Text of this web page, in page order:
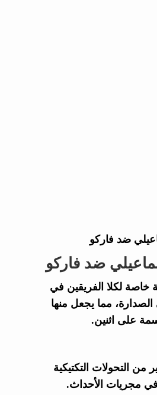
ضد فاركو
ضد فاركو
خاصة لكلا الفريقين في
مما يجعل منها
على اثنين.
من التحولات التكتيكية
في مجريات الأحداث.